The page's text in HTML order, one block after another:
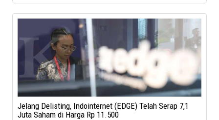
Jelang Delisting, Indointernet (EDGE) Telah Serap 7,1
Juta Saham di Harga Rp 11.500